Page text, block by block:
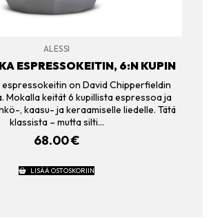
ALESSI
ESPRESSOKEITIN, 6:N KUPIN
espressokeitin on David Chipperfieldin
Mokalla keität 6 kupillista espressoa ja
, kaasu- ja keraamiselle liedelle. Tätä
klassista – mutta silti…
68.00€
LISÄÄ OSTOSKORIIN